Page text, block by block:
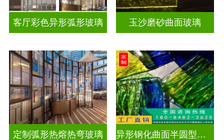
客厅彩色异形弧形玻璃 玉沙磨砂曲面玻璃
定制弧形热熔热弯玻璃 异形钢化曲面半圆型曲面玻璃